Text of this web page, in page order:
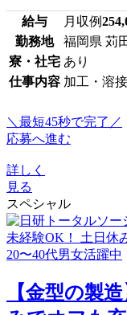
給与 月収例
勤務地
福岡県 苅
寮・社宅 あり
仕事内容 加工・溶
＼最短45秒で完了／
応募へ進む
詳しく
見る
スペシャル
【金型の製